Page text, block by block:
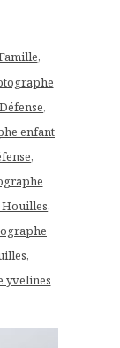
,
,
enfant
,
,
,
yvelines